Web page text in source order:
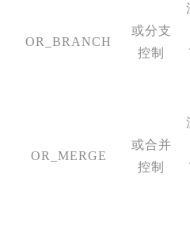
OR_BRANCH
或分支
控制
OR_MERGE
或合并
控制